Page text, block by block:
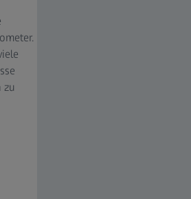
zu